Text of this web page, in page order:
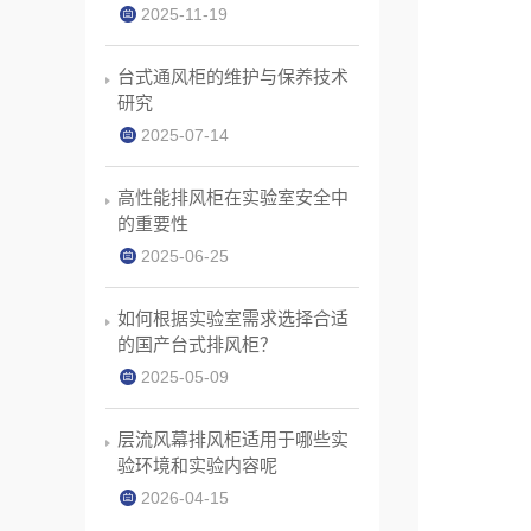
响应速度≤2.5秒
高度小于20cm
2025-11-19
台式通风柜的维护与保养技术
研究
2025-07-14
高性能排风柜在实验室安全中
的重要性
2025-06-25
如何根据实验室需求选择合适
的国产台式排风柜？
2025-05-09
层流风幕排风柜适用于哪些实
验环境和实验内容呢
2026-04-15